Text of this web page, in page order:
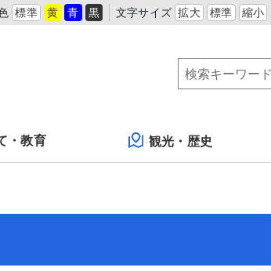
標準 黄 青 黒 文字サイズ 拡大 標準 縮小
・教育 観光・歴史